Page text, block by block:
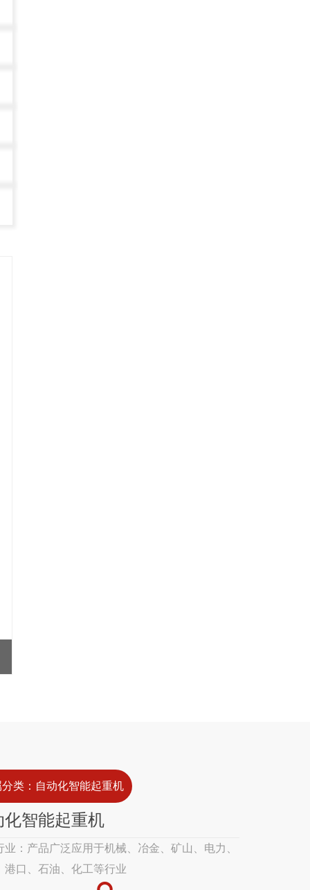
类：自动化智能起重机
化智能起重机
业：产品广泛应用于机械、冶金、矿山、电力、
港口、石油、化工等行业